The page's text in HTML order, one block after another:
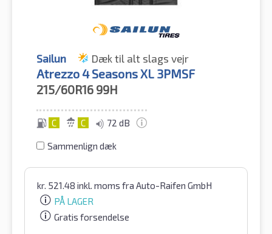
Sailun Dæk til alt slags vejr
Atrezzo 4 Seasons XL 3PMSF
215/60R16 99H
C C 72 dB
Sammenlign dæk
kr. 521.48 inkl. moms fra Auto-Raifen GmbH
PÅ LAGER
Gratis forsendelse